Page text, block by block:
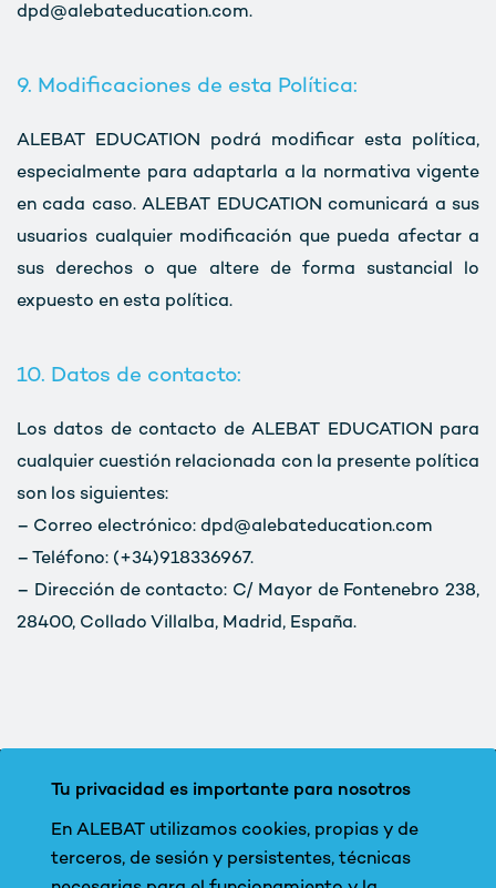
Tu privacidad es importante para nosotros
En ALEBAT utilizamos cookies, propias y de
terceros, de sesión y persistentes, técnicas
dpd@alebateducation.com.
9. Modificaciones de esta Política:
ALEBAT EDUCATION podrá modificar esta política,
especialmente para adaptarla a la normativa vigente
en cada caso. ALEBAT EDUCATION comunicará a sus
usuarios cualquier modificación que pueda afectar a
sus derechos o que altere de forma sustancial lo
expuesto en esta política.
10. Datos de contacto:
Los datos de contacto de ALEBAT EDUCATION para
cualquier cuestión relacionada con la presente política
son los siguientes:
– Correo electrónico: dpd@alebateducation.com
– Teléfono: (+34)918336967.
– Dirección de contacto: C/ Mayor de Fontenebro 238,
28400, Collado Villalba, Madrid, España.